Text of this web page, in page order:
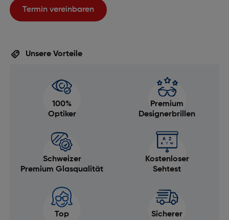
Termin vereinbaren
Unsere Vorteile
100%
Optiker
Premium
Designerbrillen
Schweizer
Premium Glasqualität
Kostenloser
Sehtest
Top
Sicherer